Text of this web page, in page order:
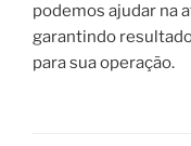
podemos ajudar na
garantindo
para sua operação.